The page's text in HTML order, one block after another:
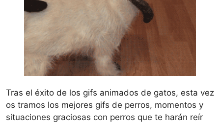
Tras el éxito de los gifs animados de gatos, esta vez
os tramos los mejores gifs de perros, momentos y
situaciones graciosas con perros que te harán reír